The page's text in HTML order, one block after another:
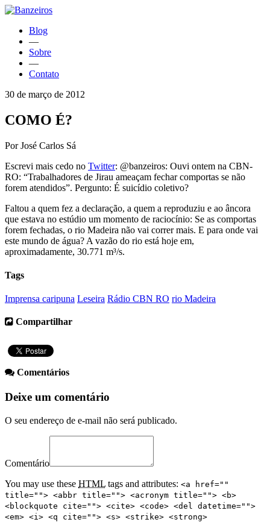
Blog
—
Sobre
—
Contato
30 de março de 2012
COMO É?
Por José Carlos Sá
Escrevi mais cedo no Twitter: @banzeiros: Ouvi ontem na CBN-
RO: “Trabalhadores de Jirau ameaçam fechar comportas se não
forem atendidos”. Pergunto: É suicídio coletivo?
Faltou a quem fez a declaração, a quem a reproduziu e ao âncora
que estava no estúdio um momento de raciocínio: Se as comportas
forem fechadas, o rio Madeira não vai correr mais. E para onde vai
este mundo de água? A vazão do rio está hoje em,
aproximadamente, 30.771 m³/s.
Tags
Imprensa caripuna Leseira Rádio CBN RO rio Madeira
Compartilhar
Comentários
Deixe um comentário
O seu endereço de e-mail não será publicado.
Comentário
You may use these HTML tags and attributes: <a href=""
title=""> <abbr title=""> <acronym title=""> <b>
<blockquote cite=""> <cite> <code> <del datetime="">
<em> <i> <q cite=""> <s> <strike> <strong>